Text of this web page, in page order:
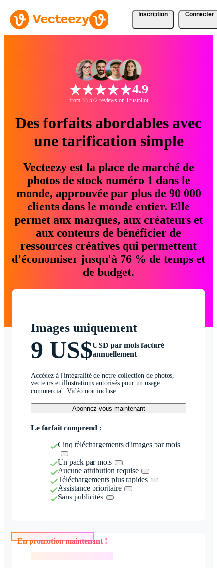
Inscription Connecter
4.9
from 33 572 reviews on Trustpilot
Des forfaits abordables avec
une tarification simple
Vecteezy est la place de marché de
photos de stock numéro 1 dans le
monde, approuvée par plus de 90 000
clients dans le monde entier. Elle
permet aux marques, aux créateurs et
aux conteurs de bénéficier de
ressources créatives qui permettent
d'économiser jusqu'à 76 % de temps et
de budget.
Images uniquement
9 US$USD par mois facturé
annuellement
Accédez à l'intégralité de notre collection de photos,
vecteurs et illustrations autorisés pour un usage
commercial. Vidéo non incluse.
Abonnez-vous maintenant
Le forfait comprend :
Cinq téléchargements d'images par mois
Un pack par mois
Aucune attribution requise
Téléchargements plus rapides
Assistance prioritaire
Sans publicités
En promotion maintenant !